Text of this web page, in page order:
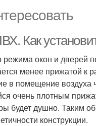
Как
режима окон и дверей
менее прижатой к
в помещение воздуха
очень плотным
душно. Таким
конструкции.